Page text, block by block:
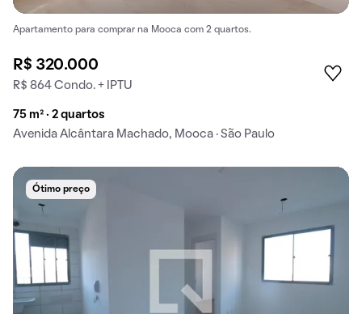
Apartamento para comprar na Mooca com 2 quartos.
R$ 320.000
R$ 864 Condo. + IPTU
75 m² · 2 quartos
Avenida Alcântara Machado, Mooca · São Paulo
Ótimo preço